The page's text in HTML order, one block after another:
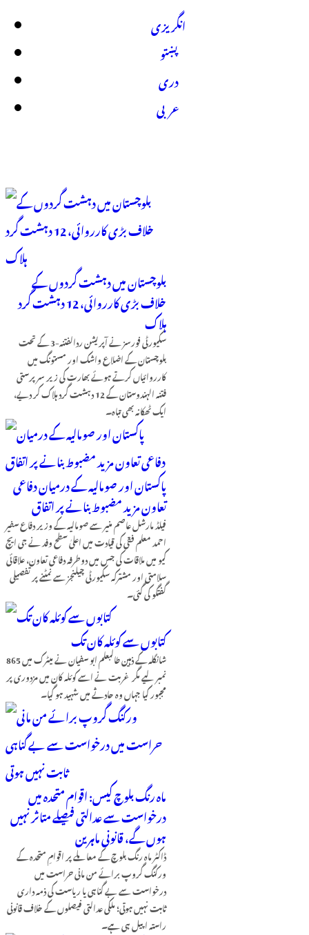
انگریزی
پښتو
دری
عربی
بلوچستان میں دہشت گردوں کے
خلاف بڑی کارروائی، 12 دہشت گرد
ہلاک
سکیورٹی فورسز نے آپریشن ردالفتنہ-3 کے تحت
بلوچستان کے اضلاع واشک اور مستونگ میں
کارروائیاں کرتے ہوئے بھارت کی زیر سرپرستی
فتنہ الہندوستان کے 12 دہشت گرد ہلاک کر دیے،
ایک ٹھکانہ بھی تباہ۔
پاکستان اور صومالیہ کے درمیان دفاعی
تعاون مزید مضبوط بنانے پر اتفاق
فیلڈ مارشل عاصم منیر سے صومالیہ کے وزیر دفاع سفیر
احمد معلم فقی کی قیادت میں اعلیٰ سطح وفد نے جی ایچ
کیو میں ملاقات کی جس میں دوطرفہ دفاعی تعاون، علاقائی
سلامتی اور مشترکہ سکیورٹی چیلنجز سے نمٹنے پر تفصیلی
گفتگو کی گئی۔
کتابوں سے کوئلہ کان تک
شانگلہ کے ذہین طالبعلم ابو سفیان نے میٹرک میں 865
نمبر لیے مگر غربت نے اسے کوئلہ کان میں مزدوری پر
مجبور کیا جہاں وہ حادثے میں شہید ہو گیا۔
ماہ رنگ بلوچ کیس: اقوام متحدہ میں
درخواست سے عدالتی فیصلے متاثر نہیں
ہوں گے، قانونی ماہرین
ڈاکٹر ماہ رنگ بلوچ کے معاملے پر اقوامِ متحدہ کے
ورکنگ گروپ برائے من مانی حراست میں
درخواست سے بے گناہی یا ریاست کی ذمہ داری
ثابت نہیں ہوتی؛ ملکی عدالتی فیصلوں کے خلاف قانونی
راستہ اپیل ہی ہے۔